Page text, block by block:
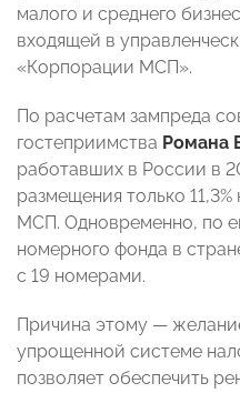
малого и среднего
входящей в
«Корпорации МСП».
По расчетам зампреда
гостеприимства Романа
работавших в России в
размещения только
МСП. Одновременно, по
номерного фонда в
с 19 номерами.
Причина этому —
упрощенной системе
позволяет обеспечить